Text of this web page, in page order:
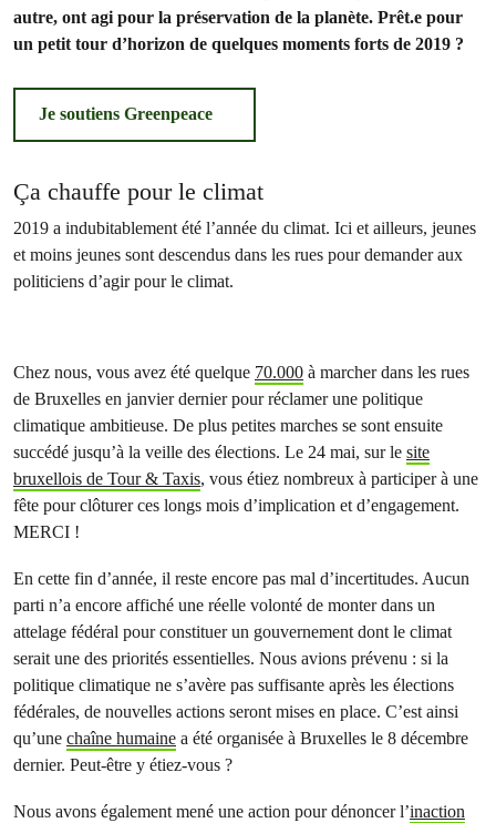
autre, ont agi pour la préservation de la planète. Prêt.e pour
un petit tour d’horizon de quelques moments forts de 2019 ?
Je soutiens Greenpeace
Ça chauffe pour le climat
2019 a indubitablement été l’année du climat. Ici et ailleurs, jeunes
et moins jeunes sont descendus dans les rues pour demander aux
politiciens d’agir pour le climat.
Chez nous, vous avez été quelque 70.000 à marcher dans les rues
de Bruxelles en janvier dernier pour réclamer une politique
climatique ambitieuse. De plus petites marches se sont ensuite
succédé jusqu’à la veille des élections. Le 24 mai, sur le site
bruxellois de Tour & Taxis, vous étiez nombreux à participer à une
fête pour clôturer ces longs mois d’implication et d’engagement.
MERCI !
En cette fin d’année, il reste encore pas mal d’incertitudes. Aucun
parti n’a encore affiché une réelle volonté de monter dans un
attelage fédéral pour constituer un gouvernement dont le climat
serait une des priorités essentielles. Nous avions prévenu : si la
politique climatique ne s’avère pas suffisante après les élections
fédérales, de nouvelles actions seront mises en place. C’est ainsi
qu’une chaîne humaine a été organisée à Bruxelles le 8 décembre
dernier. Peut-être y étiez-vous ?
Nous avons également mené une action pour dénoncer l’inaction